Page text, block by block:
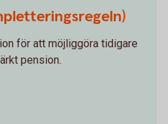
för att möjliggöra tidigare
pension.